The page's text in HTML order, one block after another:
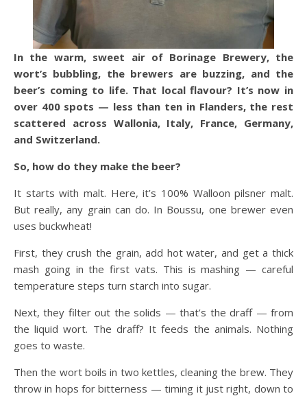
In the warm, sweet air of Borinage Brewery, the
wort’s bubbling, the brewers are buzzing, and the
beer’s coming to life. That local flavour? It’s now in
over 400 spots — less than ten in Flanders, the rest
scattered across Wallonia, Italy, France, Germany,
and Switzerland.
So, how do they make the beer?
It starts with malt. Here, it’s 100% Walloon pilsner malt.
But really, any grain can do. In Boussu, one brewer even
uses buckwheat!
First, they crush the grain, add hot water, and get a thick
mash going in the first vats. This is mashing — careful
temperature steps turn starch into sugar.
Next, they filter out the solids — that’s the draff — from
the liquid wort. The draff? It feeds the animals. Nothing
goes to waste.
Then the wort boils in two kettles, cleaning the brew. They
throw in hops for bitterness — timing it just right, down to